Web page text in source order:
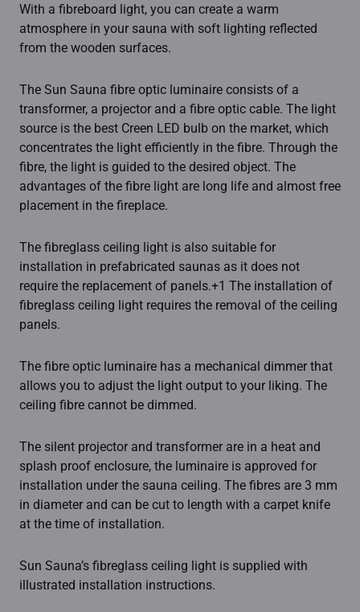
With a fibreboard light, you can create a warm
atmosphere in your sauna with soft lighting reflected
from the wooden surfaces.
The Sun Sauna fibre optic luminaire consists of a
transformer, a projector and a fibre optic cable. The light
source is the best Creen LED bulb on the market, which
concentrates the light efficiently in the fibre. Through the
fibre, the light is guided to the desired object. The
advantages of the fibre light are long life and almost free
placement in the fireplace.
The fibreglass ceiling light is also suitable for
installation in prefabricated saunas as it does not
require the replacement of panels.+1 The installation of
fibreglass ceiling light requires the removal of the ceiling
panels.
The fibre optic luminaire has a mechanical dimmer that
allows you to adjust the light output to your liking. The
ceiling fibre cannot be dimmed.
The silent projector and transformer are in a heat and
splash proof enclosure, the luminaire is approved for
installation under the sauna ceiling. The fibres are 3 mm
in diameter and can be cut to length with a carpet knife
at the time of installation.
Sun Sauna’s fibreglass ceiling light is supplied with
illustrated installation instructions.